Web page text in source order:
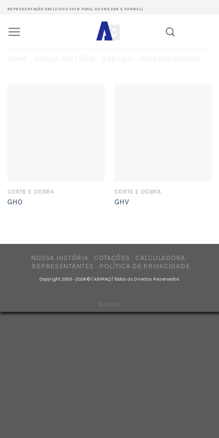
Skip
content
REPRESENTAÇÃO EXCLUSIVA CHIN FONG, SHUNG DAR E FORWELL
CORTE E DOBRA
GHO
CORTE E DOBRA
GHV
NOSSA HISTÓRIA COTAÇÕES
CALCULADORA
REPRESENTANTES
POLÍTICA DE PRIVACIDADE
Copyright 2005 - 2026 © | ABMAQ | Todos os Direitos Reservados
Revisar